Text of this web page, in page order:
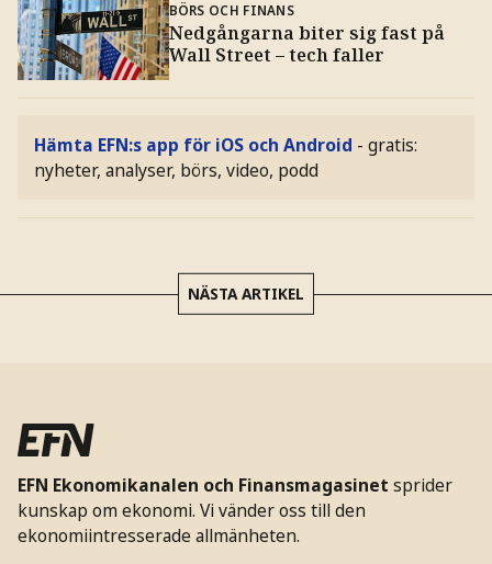
BÖRS OCH FINANS
Nedgångarna biter sig fast på
Wall Street – tech faller
Hämta EFN:s app för iOS och Android - gratis:
nyheter, analyser, börs, video, podd
NÄSTA ARTIKEL
EFN Ekonomikanalen och Finansmagasinet sprider
kunskap om ekonomi. Vi vänder oss till den
ekonomiintresserade allmänheten.